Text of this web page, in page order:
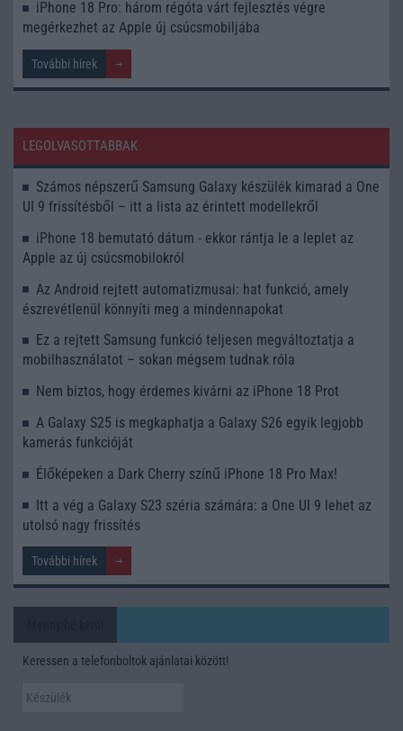
iPhone 18 Pro: három régóta várt fejlesztés végre
megérkezhet az Apple új csúcsmobiljába
További hírek
LEGOLVASOTTABBAK
Számos népszerű Samsung Galaxy készülék kimarad a One
UI 9 frissítésből – itt a lista az érintett modellekről
iPhone 18 bemutató dátum - ekkor rántja le a leplet az
Apple az új csúcsmobilokról
Az Android rejtett automatizmusai: hat funkció, amely
észrevétlenül könnyíti meg a mindennapokat
Ez a rejtett Samsung funkció teljesen megváltoztatja a
mobilhasználatot – sokan mégsem tudnak róla
Nem biztos, hogy érdemes kivárni az iPhone 18 Prot
A Galaxy S25 is megkaphatja a Galaxy S26 egyik legjobb
kamerás funkcióját
Élőképeken a Dark Cherry színű iPhone 18 Pro Max!
Itt a vég a Galaxy S23 széria számára: a One UI 9 lehet az
utolsó nagy frissítés
További hírek
Keressen a telefonboltok ajánlatai között!